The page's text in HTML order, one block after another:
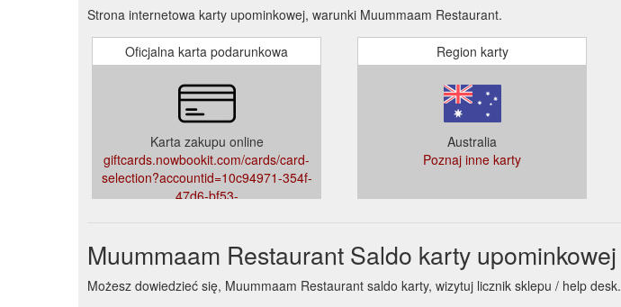
Strona internetowa karty upominkowej, warunki Muummaam Restaurant.
Oficjalna karta podarunkowa
Karta zakupu online
giftcards.nowbookit.com/cards/card-
selection?accountid=10c94971-354f-
47d6-bf53-
Region karty
Australia
Poznaj inne karty
Muummaam Restaurant Saldo karty upominkowej
Możesz dowiedzieć się, Muummaam Restaurant saldo karty, wizytuj licznik sklepu / help desk.